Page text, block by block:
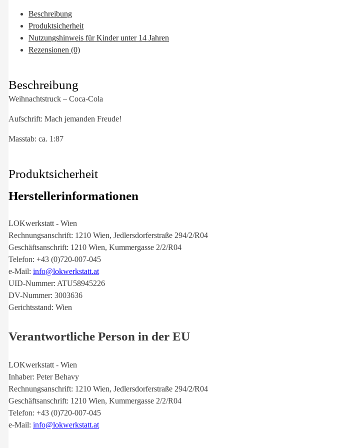
Beschreibung
Produktsicherheit
Nutzungshinweis für Kinder unter 14 Jahren
Rezensionen (0)
Beschreibung
Weihnachtstruck – Coca-Cola
Aufschrift: Mach jemanden Freude!
Masstab: ca. 1:87
Produktsicherheit
Herstellerinformationen
LOKwerkstatt - Wien
Rechnungsanschrift: 1210 Wien, Jedlersdorferstraße 294/2/R04
Geschäftsanschrift: 1210 Wien, Kummergasse 2/2/R04
Telefon: +43 (0)720-007-045
e-Mail: info@lokwerkstatt.at
UID-Nummer: ATU58945226
DV-Nummer: 3003636
Gerichtsstand: Wien
Verantwortliche Person in der EU
LOKwerkstatt - Wien
Inhaber: Peter Behavy
Rechnungsanschrift: 1210 Wien, Jedlersdorferstraße 294/2/R04
Geschäftsanschrift: 1210 Wien, Kummergasse 2/2/R04
Telefon: +43 (0)720-007-045
e-Mail: info@lokwerkstatt.at